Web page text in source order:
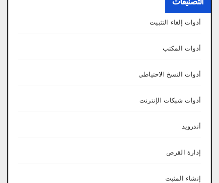
أدوات إلغاء التثبيت
أدوات المكتب
أدوات النسخ الاحتياطي
أدوات شبكات الإنترنت
أندرويد
إدارة القرص
إنشاء المثبت